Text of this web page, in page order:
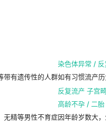
带有遗传性的人群
无精等男性不育症
染色体异常 / 反
如有习惯流产
反复流产 子宫
高龄不孕 / 二胎
因年龄岁数大